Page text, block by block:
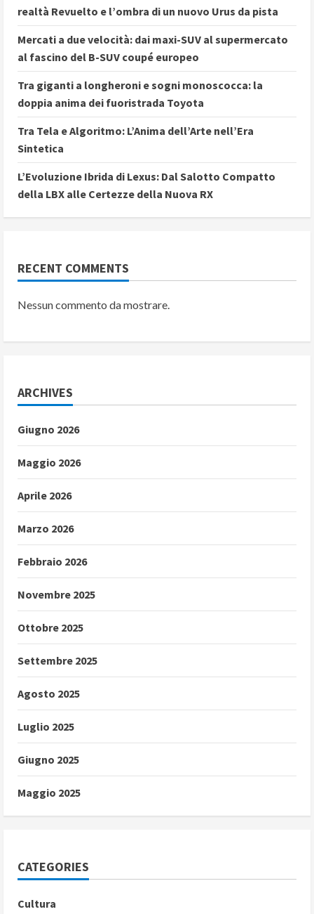
realtà Revuelto e l’ombra di un nuovo Urus da pista
Mercati a due velocità: dai maxi-SUV al supermercato
al fascino del B-SUV coupé europeo
Tra giganti a longheroni e sogni monoscocca: la
doppia anima dei fuoristrada Toyota
Tra Tela e Algoritmo: L’Anima dell’Arte nell’Era
Sintetica
L’Evoluzione Ibrida di Lexus: Dal Salotto Compatto
della LBX alle Certezze della Nuova RX
RECENT COMMENTS
Nessun commento da mostrare.
ARCHIVES
Giugno 2026
Maggio 2026
Aprile 2026
Marzo 2026
Febbraio 2026
Novembre 2025
Ottobre 2025
Settembre 2025
Agosto 2025
Luglio 2025
Giugno 2025
Maggio 2025
CATEGORIES
Cultura